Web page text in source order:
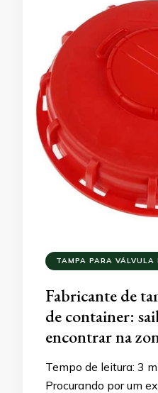
TAMPA PARA VÁLVULA
Fabricante de
de container:
encontrar na
Tempo de leitura: 3
Procurando por um